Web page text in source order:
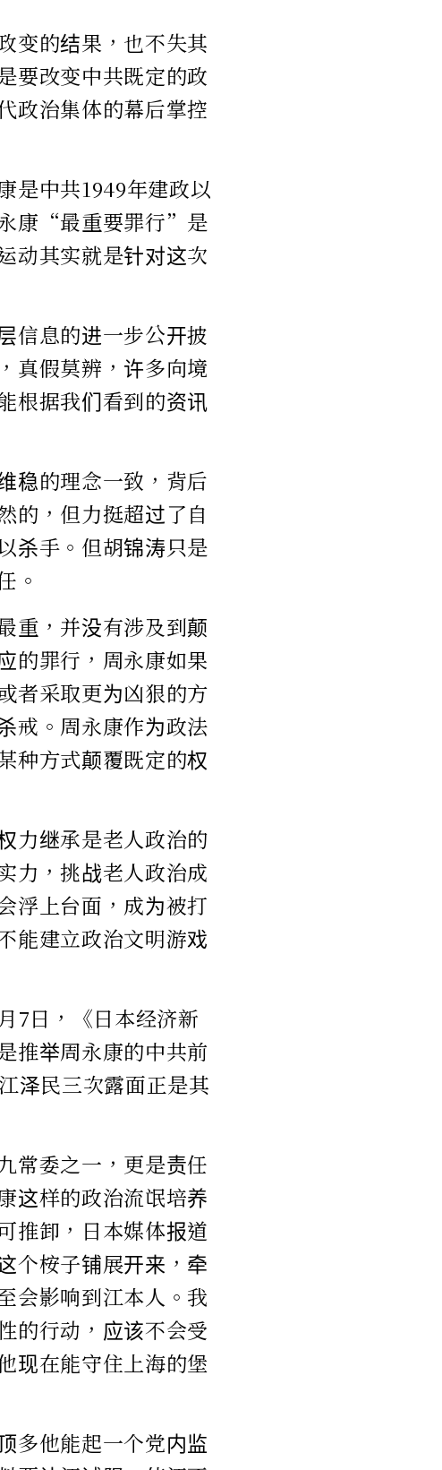
变的结果，也不失其
要改变中共既定的政
政治集体的幕后掌控
是中共1949年建政以
康“最重要罪行”是
动其实就是针对这次
信息的进一步公开披
真假莫辨，许多向境
根据我们看到的资讯
稳的理念一致，背后
的，但力挺超过了自
杀手。但胡锦涛只是
。
重，并没有涉及到颠
的罪行，周永康如果
者采取更为凶狠的方
戒。周永康作为政法
种方式颠覆既定的权
力继承是老人政治的
力，挑战老人政治成
浮上台面，成为被打
能建立政治文明游戏
7日，《日本经济新
推举周永康的中共前
泽民三次露面正是其
常委之一，更是责任
这样的政治流氓培养
推卸，日本媒体报道
个桉子铺展开来，牵
会影响到江本人。我
的行动，应该不会受
现在能守住上海的堡
多他能起一个党内监